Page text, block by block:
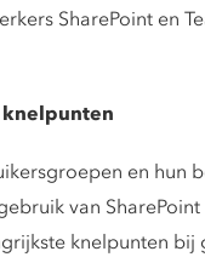
SharePoint en
en hun
van SharePoint
knelpunten